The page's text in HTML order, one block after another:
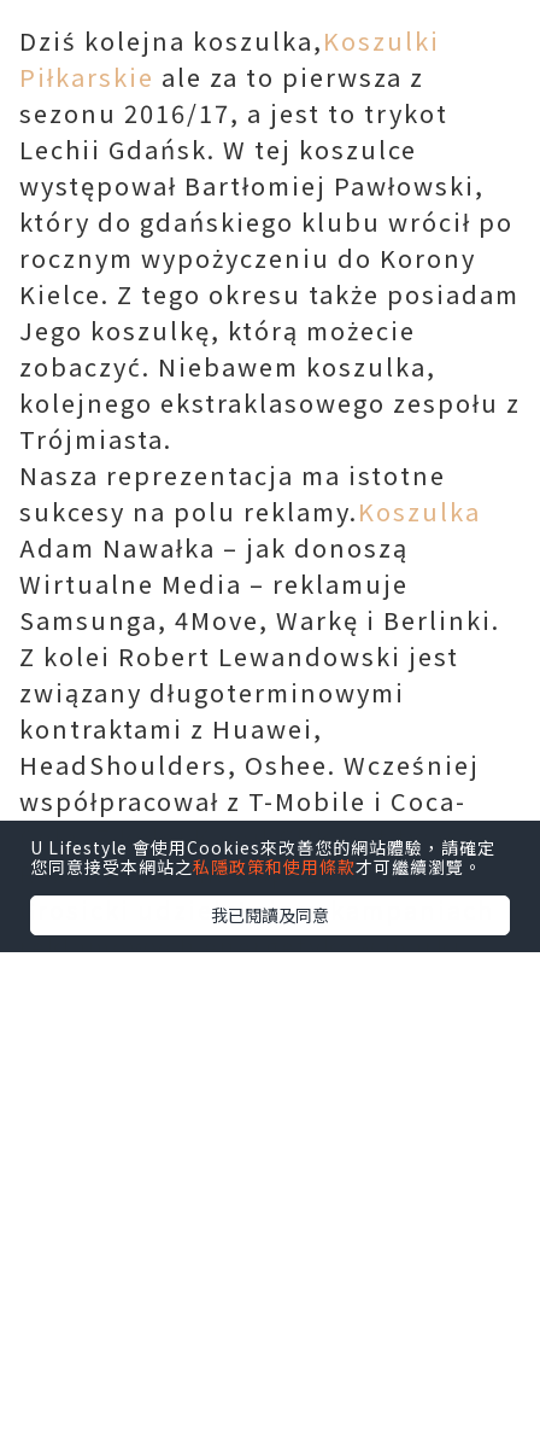
Dziś kolejna koszulka,Koszulki
Piłkarskie ale za to pierwsza z
sezonu 2016/17, a jest to trykot
Lechii Gdańsk. W tej koszulce
występował Bartłomiej Pawłowski,
który do gdańskiego klubu wrócił po
rocznym wypożyczeniu do Korony
Kielce. Z tego okresu także posiadam
Jego koszulkę, którą możecie
zobaczyć. Niebawem koszulka,
kolejnego ekstraklasowego zespołu z
Trójmiasta.
Nasza reprezentacja ma istotne
sukcesy na polu reklamy.Koszulka
Adam Nawałka – jak donoszą
Wirtualne Media – reklamuje
Samsunga, 4Move, Warkę i Berlinki.
Z kolei Robert Lewandowski jest
związany długoterminowymi
kontraktami z Huawei,
HeadShoulders, Oshee. Wcześniej
współpracował z T-Mobile i Coca-
Colą. Z kolei Kamil Glik jest twarzą
Rexony i Blachotrapezu. Kamil
Grosicki udzielał się w kampaniach
reklamowych energetyków marki
U Lifestyle 會使用Cookies來改善您的網站體驗，請確定
您同意接受本網站之私隱政策和使用條款才可繼續瀏覽。
我已閱讀及同意